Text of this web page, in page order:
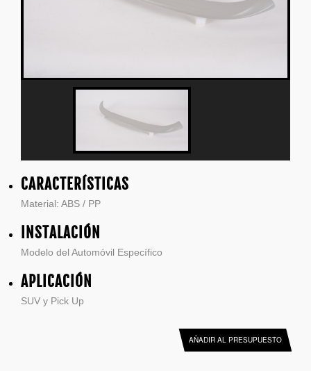
CARACTERÍSTICAS
Material: ABS / PP
INSTALACIÓN
Modelo del Automóvil Específico
APLICACIÓN
SUV y Pick Up
AÑADIR AL PRESUPUESTO